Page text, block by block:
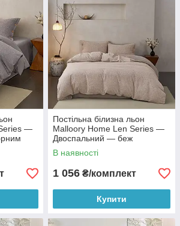
—
Постільна білизна льон
Malloory Home Len Series —
Двоспальний — беж
В наявності
1 056 ₴/комплект
Купити